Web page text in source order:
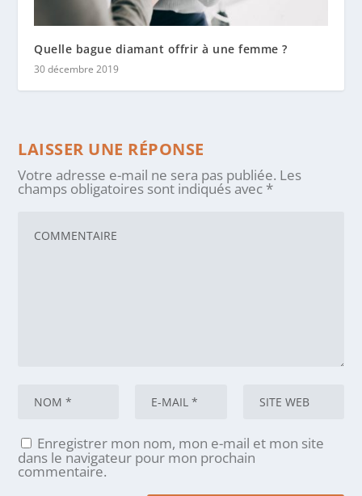
Quelle bague diamant offrir à une femme ?
30 décembre 2019
LAISSER UNE RÉPONSE
Votre adresse e-mail ne sera pas publiée. Les
champs obligatoires sont indiqués avec *
Enregistrer mon nom, mon e-mail et mon site
dans le navigateur pour mon prochain
commentaire.